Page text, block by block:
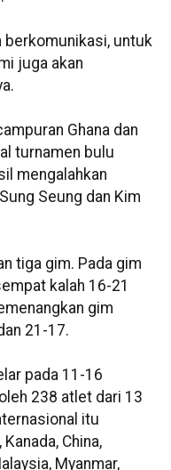
berkomunikasi, untuk
juga akan
Ghana dan
turnamen bulu
mengalahkan
Seung dan Kim
tiga gim. Pada gim
kalah 16-21
gim
21-17.
pada 11-16
238 atlet dari 13
itu
China,
Myanmar,